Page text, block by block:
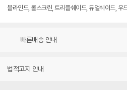
블라인드, 롤스크린, 트리플쉐이드, 듀얼쉐이드, 우
빠른배송 안내
법적고지 안내